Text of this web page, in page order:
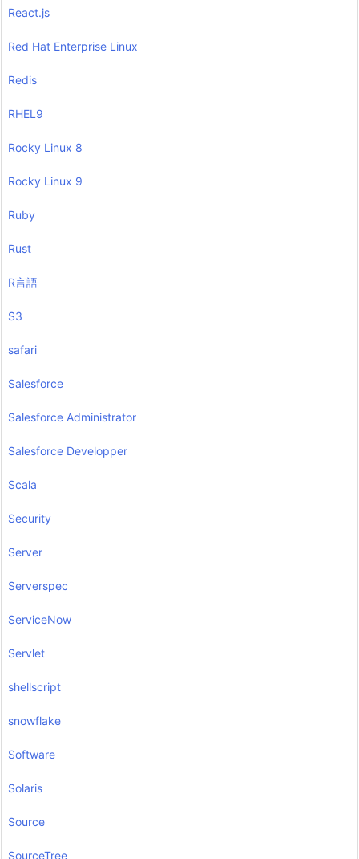
React.js
Red Hat Enterprise Linux
Redis
RHEL9
Rocky Linux 8
Rocky Linux 9
Ruby
Rust
R言語
S3
safari
Salesforce
Salesforce Administrator
Salesforce Developper
Scala
Security
Server
Serverspec
ServiceNow
Servlet
shellscript
snowflake
Software
Solaris
Source
SourceTree